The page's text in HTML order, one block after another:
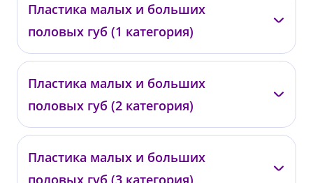
Пластика малых и больших
половых губ (1 категория)
Подольская Т.В.
ППГ01
от 110 000 ₽
Пластика малых и больших
половых губ (2 категория)
Подольская Т.В.
ППГ02
Пластика малых и больших
половых губ (3 категория)